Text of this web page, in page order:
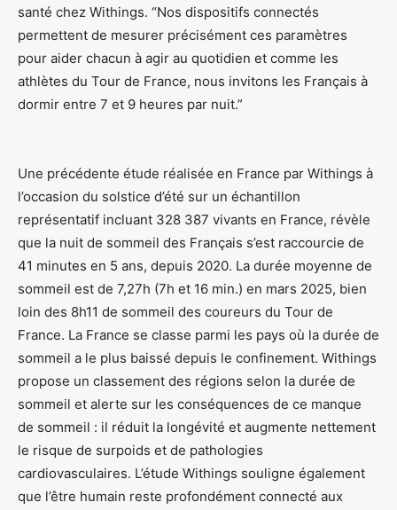
santé chez Withings. “Nos dispositifs connectés
permettent de mesurer précisément ces paramètres
pour aider chacun à agir au quotidien et comme les
athlètes du Tour de France, nous invitons les Français à
dormir entre 7 et 9 heures par nuit.”
Une précédente étude réalisée en France par Withings à
l’occasion du solstice d’été sur un échantillon
représentatif incluant 328 387 vivants en France, révèle
que la nuit de sommeil des Français s’est raccourcie de
41 minutes en 5 ans, depuis 2020. La durée moyenne de
sommeil est de 7,27h (7h et 16 min.) en mars 2025, bien
loin des 8h11 de sommeil des coureurs du Tour de
France. La France se classe parmi les pays où la durée de
sommeil a le plus baissé depuis le confinement. Withings
propose un classement des régions selon la durée de
sommeil et alerte sur les conséquences de ce manque
de sommeil : il réduit la longévité et augmente nettement
le risque de surpoids et de pathologies
cardiovasculaires. L’étude Withings souligne également
que l’être humain reste profondément connecté aux